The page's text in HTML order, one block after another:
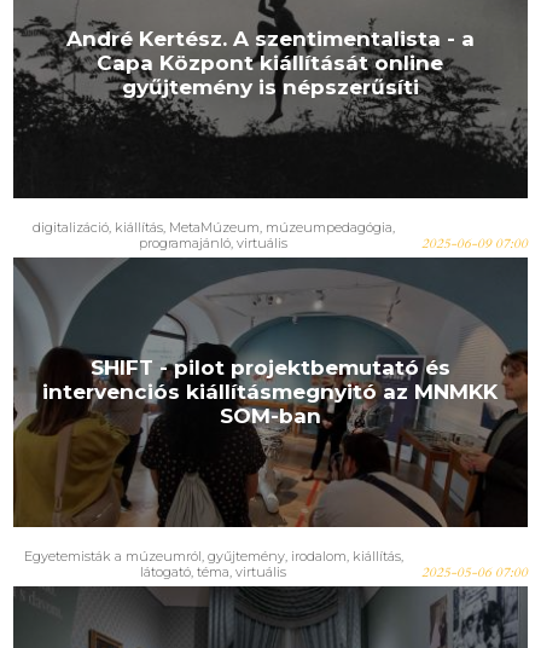
André Kertész. A szentimentalista - a
Capa Központ kiállítását online
gyűjtemény is népszerűsíti
digitalizáció, kiállítás, MetaMúzeum, múzeumpedagógia,
programajánló, virtuális 2025-06-09 07:00
SHIFT - pilot projektbemutató és
intervenciós kiállításmegnyitó az MNMKK
SOM-ban
Egyetemisták a múzeumról, gyűjtemény, irodalom, kiállítás,
látogató, téma, virtuális 2025-05-06 07:00